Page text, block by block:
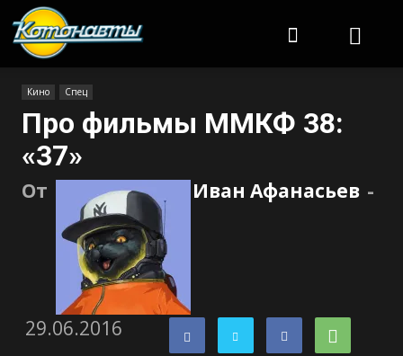
Кино Спец
Про фильмы ММКФ 38:
«37»
От Иван Афанасьев -
29.06.2016